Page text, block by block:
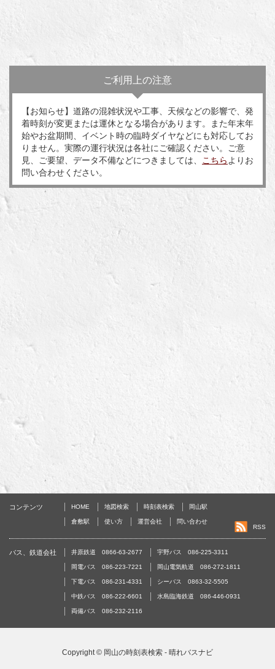
ご利用上の注意
【お知らせ】道路の混雑状況や工事、天候などの影響で、発
着時刻が変更または運休となる場合があります。また年末年
始やお盆期間、イベント時の臨時ダイヤなどにも対応してお
りません。実際の運行状況は各社にご確認ください。ご意
見、ご要望、データ不備などにつきましては、 こちらよりお
問い合わせください。
コンテンツ HOME 地図検索 時刻表検索 岡山駅
倉敷駅 使い方 運営会社
問い合わせ
RSS
バス、鉄道会社 井原鉄道 0866-63-2677 宇野バス 086-225-3311
岡電バス 086-223-7221 岡山電気軌道 086-272-1811
下電バス 086-231-4331 シーバス 0863-32-5505
中鉄バス 086-222-6601 水島臨海鉄道 086-446-0931
両備バス 086-232-2116
Copyright © 岡山の時刻表検索 - 晴れバスナビ